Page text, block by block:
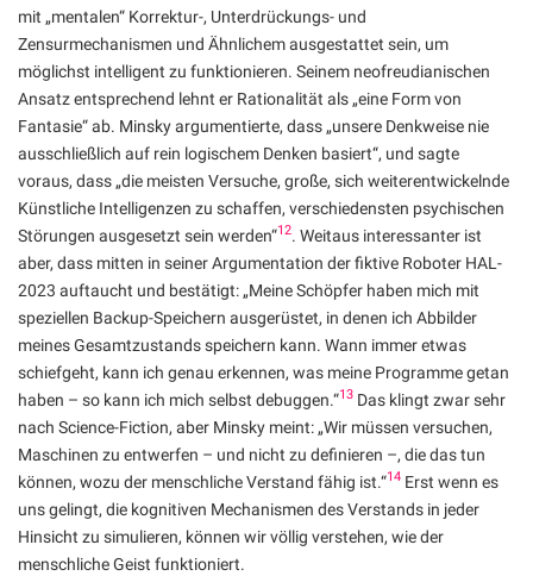
mit „mentalen“ Korrektur-, Unterdrückungs- und
Zensurmechanismen und Ähnlichem ausgestattet sein, um
möglichst intelligent zu funktionieren. Seinem neofreudianischen
Ansatz entsprechend lehnt er Rationalität als „eine Form von
Fantasie“ ab. Minsky argumentierte, dass „unsere Denkweise nie
ausschließlich auf rein logischem Denken basiert“, und sagte
voraus, dass „die meisten Versuche, große, sich weiterentwickelnde
Künstliche Intelligenzen zu schaffen, verschiedensten psychischen
Störungen ausgesetzt sein werden“12. Weitaus interessanter ist
aber, dass mitten in seiner Argumentation der fiktive Roboter HAL-
2023 auftaucht und bestätigt: „Meine Schöpfer haben mich mit
speziellen Backup-Speichern ausgerüstet, in denen ich Abbilder
meines Gesamtzustands speichern kann. Wann immer etwas
schiefgeht, kann ich genau erkennen, was meine Programme getan
haben – so kann ich mich selbst debuggen.“13 Das klingt zwar sehr
nach Science-Fiction, aber Minsky meint: „Wir müssen versuchen,
Maschinen zu entwerfen – und nicht zu definieren –, die das tun
können, wozu der menschliche Verstand fähig ist.“14 Erst wenn es
uns gelingt, die kognitiven Mechanismen des Verstands in jeder
Hinsicht zu simulieren, können wir völlig verstehen, wie der
menschliche Geist funktioniert.